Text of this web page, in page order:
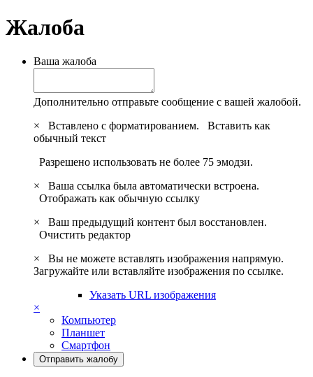
Жалоба
Ваша жалоба
Дополнительно отправьте сообщение с вашей жалобой.
×
Вставлено с форматированием. Вставить как
обычный текст
Разрешено использовать не более 75 эмодзи.
×
Ваша ссылка была автоматически встроена.
Отображать как обычную ссылку
×
Ваш предыдущий контент был восстановлен.
Очистить редактор
×
Вы не можете вставлять изображения напрямую.
Загружайте или вставляйте изображения по ссылке.
Указать URL изображения
×
Компьютер
Планшет
Смартфон
Отправить жалобу